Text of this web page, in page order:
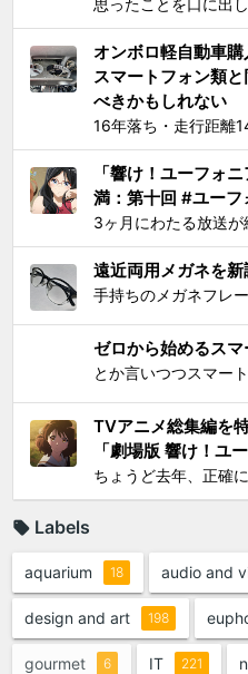
オンボロ軽自動車
スマートフォン類
べきかもしれない
「響け！ユーフォ
満：第十回 #ユーフ
遠近両用メガネを新
ゼロから始めるス
TVアニメ総集編を
「劇場版 響け！ユ
Labels
aquarium 18 audio and
design and art 198
gourmet 6 IT 221